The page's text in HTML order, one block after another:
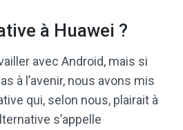
à Huawei ?
avec Android, mais si
à l’avenir, nous avons mis
qui, selon nous, plairait à
s’appelle